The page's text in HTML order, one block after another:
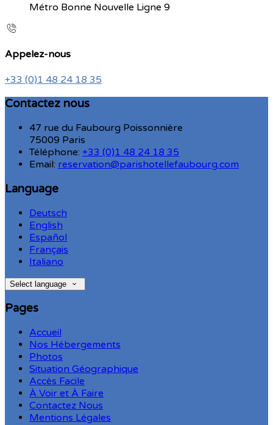
Métro Bonne Nouvelle Ligne 9
Appelez-nous
+33 (0)1 48 24 18 35
Contactez nous
47 rue du Faubourg Poissonnière
75009 Paris
Téléphone: +33 (0)1 48 24 18 35
Email: reservation@parishotellefaubourg.com
Language
Deutsch
English
Español
Français
Italiano
Select language
Pages
Accueil
Nos Hébergements
Photos
Situation Géographique
Accès Facile
À Voir et À Faire
Contactez Nous
Mentions Légales